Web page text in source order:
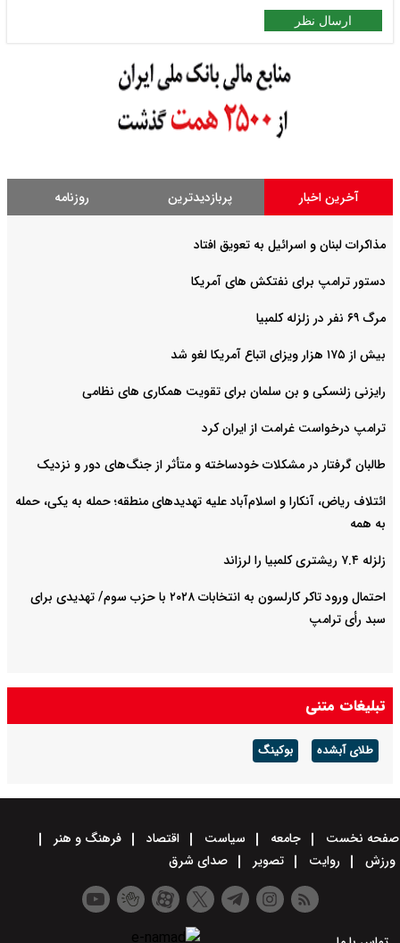
ارسال نظر
آخرین اخبار پربازدیدترین روزنامه
مذاکرات لبنان و اسرائیل به تعویق افتاد
دستور ترامپ برای نفتکش های آمریکا
مرگ ۶۹ نفر در زلزله کلمبیا
بیش از ۱۷۵ هزار ویزای اتباع آمریکا لغو شد
رایزنی زلنسکی و بن سلمان برای تقویت همکاری های نظامی
ترامپ درخواست غرامت از ایران کرد
طالبان گرفتار در مشکلات خودساخته و متأثر از جنگ‌های دور و نزدیک
ائتلاف ریاض، آنکارا و اسلام‌آباد علیه تهدیدهای منطقه؛ حمله به یکی، حمله
به همه
زلزله ۷.۴ ریشتری کلمبیا را لرزاند
احتمال ورود تاکر کارلسون به انتخابات ۲۰۲۸ با حزب سوم/ تهدیدی برای
سبد رأی ترامپ
تبلیغات متنی
طلای آبشده بوکینگ
صفحه نخست جامعه سیاست اقتصاد
فرهنگ و هنر
ورزش
روایت تصویر صدای شرق